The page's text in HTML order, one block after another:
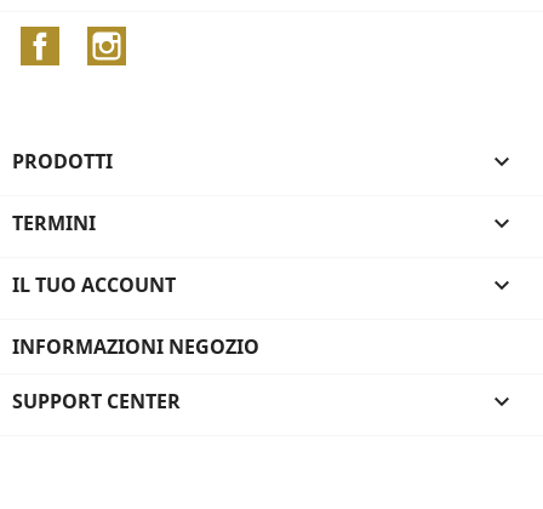
Facebook
PRODOTTI 
TERMINI 
IL TUO ACCOUNT 
INFORMAZIONI NEGOZIO
SUPPORT CENTER 